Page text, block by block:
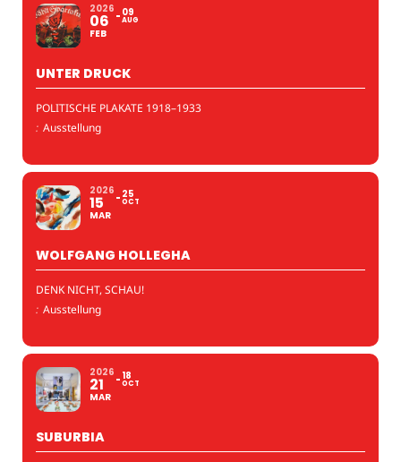
2026
06
FEB
09
AUG
UNTER DRUCK
POLITISCHE PLAKATE 1918–1933
: Ausstellung
2026
15
MAR
25
OCT
WOLFGANG HOLLEGHA
DENK NICHT, SCHAU!
: Ausstellung
2026
21
MAR
18
OCT
SUBURBIA